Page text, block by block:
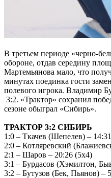
В третьем периоде «черно-
обороне, отдав середину
Мартемьянова мало, что
минутах поединка гости
полевого игрока. Владимир
3:2. «Трактор» сохранил
сезоне обыграл «Сибирь».
ТРАКТОР 3:2 СИБИРЬ
1:0 – Ткачев (Шепелев) – 14:31
2:0 – Котляревский
2:1 – Шаров – 20:26 (5х4)
3:1 – Бурдасов (Хэмилтон,
3:2 – Бутузов (Бек, Пьянов) –